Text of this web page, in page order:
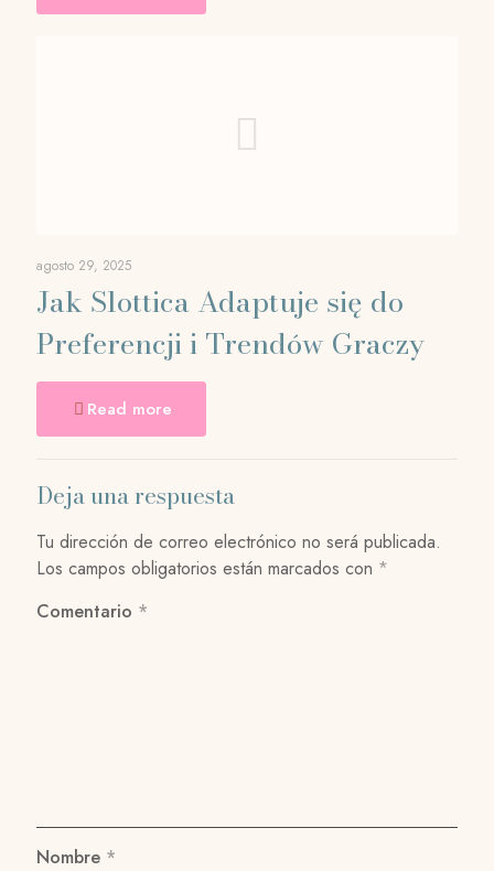
agosto 29, 2025
Jak Slottica Adaptuje się do
Preferencji i Trendów Graczy
Read more
Deja una respuesta
Tu dirección de correo electrónico no será publicada.
Los campos obligatorios están marcados con *
Comentario *
Nombre *